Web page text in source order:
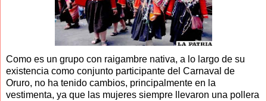
Como es un grupo con raigambre nativa, a lo largo de su
existencia como conjunto participante del Carnaval de
Oruro, no ha tenido cambios, principalmente en la
vestimenta, ya que las mujeres siempre llevaron una pollera